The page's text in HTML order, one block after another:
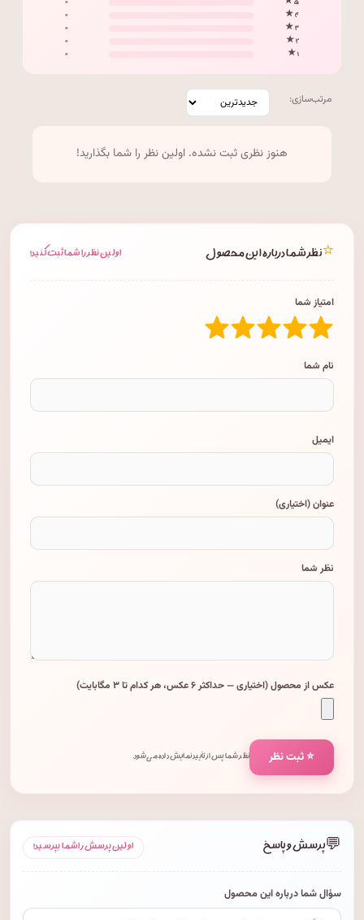
۵ ★
۰
۴ ★
۰
۳ ★
۰
۲ ★
۰
۱ ★
۰
مرتب‌سازی:
هنوز نظری ثبت نشده. اولین نظر را شما بگذارید!
⭐نظر شما درباره این محصول اولین نظر را شما ثبت کنید!
امتیاز شما
نام شما
ایمیل
عنوان (اختیاری)
نظر شما
عکس از محصول (اختیاری — حداکثر ۶ عکس، هر کدام تا ۳ مگابایت)
⭐ ثبت نظر نظر شما پس از تأیید نمایش داده می‌شود.
💬پرسش و پاسخ اولین پرسش را شما بپرسید!
سؤال شما درباره این محصول